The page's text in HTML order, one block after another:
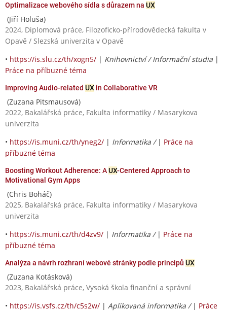
Optimalizace webového sídla s důrazem na UX
(Jiří Holuša)
2024, Diplomová práce, Filozoficko-přírodovědecká fakulta v
Opavě / Slezská univerzita v Opavě
• https://is.slu.cz/th/xogn5/ | Knihovnictví / Informační studia |
Práce na příbuzné téma
Improving Audio-related UX in Collaborative VR
(Zuzana Pitsmausová)
2022, Bakalářská práce, Fakulta informatiky / Masarykova
univerzita
• https://is.muni.cz/th/yneg2/ | Informatika / | Práce na
příbuzné téma
Boosting Workout Adherence: AUX-Centered Approach to
Motivational Gym Apps
(Chris Boháč)
2025, Bakalářská práce, Fakulta informatiky / Masarykova
univerzita
• https://is.muni.cz/th/d4zv9/ | Informatika / | Práce na
příbuzné téma
Analýza a návrh rozhraní webové stránky podle principů UX
(Zuzana Kotásková)
2023, Bakalářská práce, Vysoká škola finanční a správní
• https://is.vsfs.cz/th/c5s2w/ | Aplikovaná informatika / | Práce